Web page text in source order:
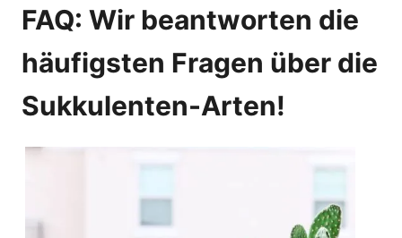
FAQ: Wir beantworten die
häufigsten Fragen über die
Sukkulenten-Arten!